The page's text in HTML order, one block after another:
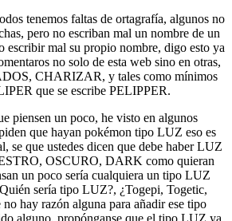
tenemos faltas de ortagrafía, algunos no
pero no escriban mal un nombre de un
escribir mal su propio nombre, digo esto ya
no solo de esta web sino en otras,
CHARIZAR, y tales como mínimos
que se escribe PELIPPER.
piensen un poco, he visto en algunos
que hayan pokémon tipo LUZ eso es
se que ustedes dicen que debe haber LUZ
OSCURO, DARK como quieran
un poco sería cualquiera un tipo LUZ
sería tipo LUZ?, ¿Togepi, Togetic,
hay razón alguna para añadir ese tipo